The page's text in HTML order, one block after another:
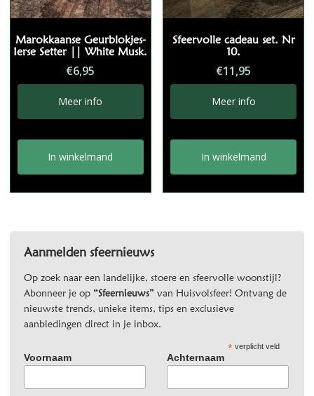
Marokkaanse Geurblokjes-
Ierse Setter || White Musk.
€6,95
Meer info
In winkelmand
Sfeervolle cadeau set. Nr
10.
€11,95
Meer info
In winkelmand
Aanmelden sfeernieuws
Op zoek naar een landelijke, stoere en sfeervolle woonstijl?
Abonneer je op “Sfeernieuws” van Huisvolsfeer! Ontvang de
nieuwste trends, unieke items, tips en exclusieve
aanbiedingen direct in je inbox.
*verplicht veld
Voornaam Achternaam